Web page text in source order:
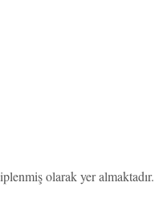
olarak yer almaktadır.